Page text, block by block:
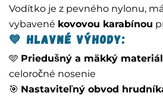
Vodítko je z pevného nylonu, má
vybavené kovovou karabínou
💙Hlavné výhody:
🩵 Priedušný a mäkký materiál
celoročné nosenie
🎯 Nastaviteľný obvod